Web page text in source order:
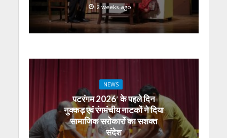
2 weeks ago
NEWS
पटरंगम 2026′ के पहले दिन
नुक्कड़ एवं रंगमंचीय नाटकों ने दिया
सामाजिक सरोकारों का सशक्त
संदेश